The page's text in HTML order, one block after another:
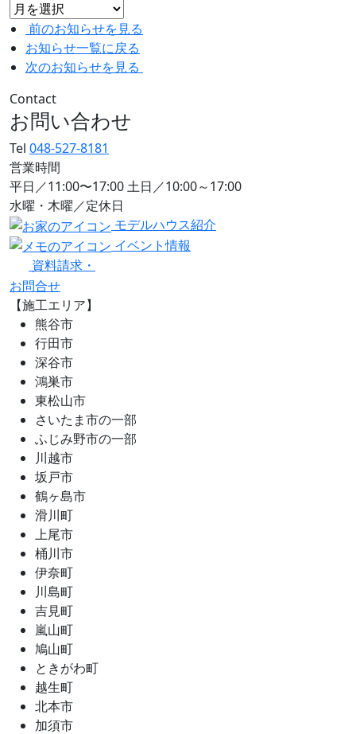
前のお知らせを見る
お知らせ一覧に戻る
次のお知らせを見る
Contact
お問い合わせ
Tel 048-527-8181
営業時間
平日／11:00〜17:00 土日／10:00～17:00
水曜・木曜／定休日
モデルハウス紹介
イベント情報
資料請求・
お問合せ
【施工エリア】
熊谷市
行田市
深谷市
鴻巣市
東松山市
さいたま市の一部
ふじみ野市の一部
川越市
坂戸市
鶴ヶ島市
滑川町
上尾市
桶川市
伊奈町
川島町
吉見町
嵐山町
鳩山町
ときがわ町
越生町
北本市
加須市